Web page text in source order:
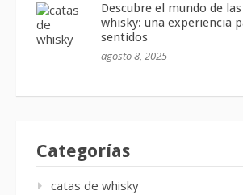
Descubre el mundo de
whisky: una experiencia
sentidos
agosto 8, 2025
Categorías
catas de whisky